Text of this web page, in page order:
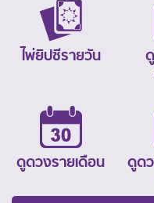
ไพ่ยิปซีรายวัน
ดูดวงรายเดือน
ดูด